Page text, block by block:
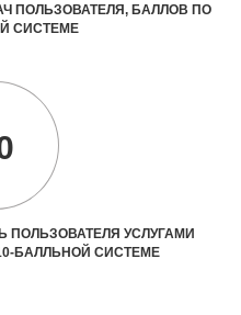
ПОЛЬЗОВАТЕЛЯ, БАЛЛОВ ПО
СИСТЕМЕ
УСЛУГАМИ
БАЛЛЬНОЙ СИСТЕМЕ